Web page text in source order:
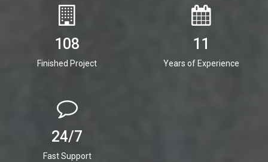
108
Finished Project
11
Years of Experience
24/7
Fast Support